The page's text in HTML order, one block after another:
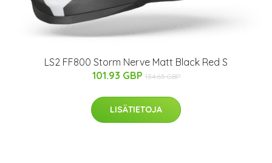
LS2 FF800 Storm Nerve Matt Black Red S
101.93 GBP 134.65 GBP
LISÄTIETOJA